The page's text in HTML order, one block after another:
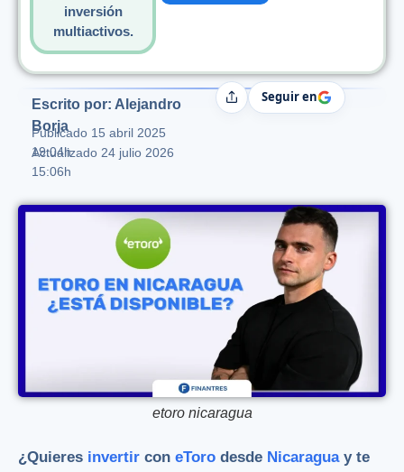
inversión
multiactivos.
Escrito por: Alejandro
Borja
Publicado 15 abril 2025
19:04h
Actualizado 24 julio 2026
15:06h
CompartirSeguir en
etoro nicaragua
¿Quieres invertir con eToro desde Nicaraguay te